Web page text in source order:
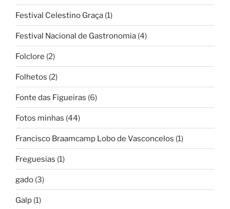
Festival Celestino Graça (1)
Festival Nacional de Gastronomia (4)
Folclore (2)
Folhetos (2)
Fonte das Figueiras (6)
Fotos minhas (44)
Francisco Braamcamp Lobo de Vasconcelos (1)
Freguesias (1)
gado (3)
Galp (1)